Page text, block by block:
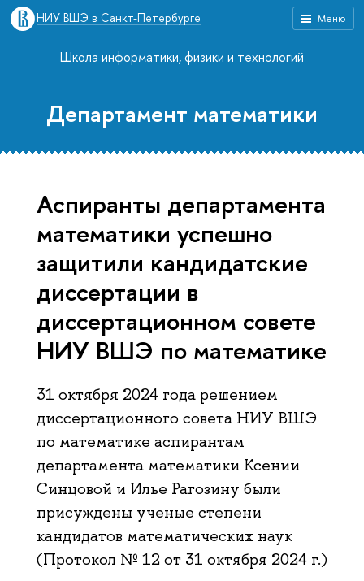
Меню
НИУ ВШЭ в Санкт-Петербурге
Школа информатики, физики и технологий
Департамент математики
Аспиранты департамента
математики успешно
защитили кандидатские
диссертации в
диссертационном совете
НИУ ВШЭ по математике
31 октября 2024 года решением
диссертационного совета НИУ ВШЭ
по математике аспирантам
департамента математики Ксении
Синцовой и Илье Рагозину были
присуждены ученые степени
кандидатов математических наук
(Протокол № 12 от 31 октября 2024 г.)